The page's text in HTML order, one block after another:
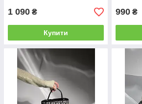
1 090 ₴
Купити
990 ₴